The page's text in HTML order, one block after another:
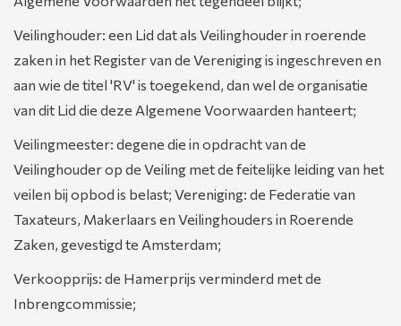
Veilinghouder: een Lid dat als Veilinghouder in roerende
zaken in het Register van de Vereniging is ingeschreven en
aan wie de titel 'RV' is toegekend, dan wel de organisatie
van dit Lid die deze Algemene Voorwaarden hanteert;
Veilingmeester: degene die in opdracht van de
Veilinghouder op de Veiling met de feitelijke leiding van het
veilen bij opbod is belast; Vereniging: de Federatie van
Taxateurs, Makerlaars en Veilinghouders in Roerende
Zaken, gevestigd te Amsterdam;
Verkoopprijs: de Hamerprijs verminderd met de
Inbrengcommissie;